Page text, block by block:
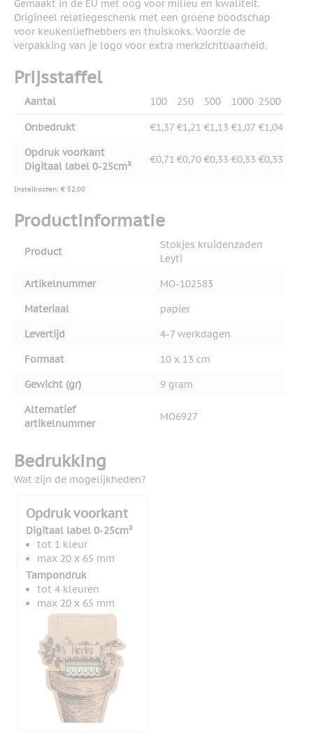
Gemaakt in de EU met oog voor milieu en kwaliteit.
Origineel relatiegeschenk met een groene boodschap
voor keukenliefhebbers en thuiskoks. Voorzie de
verpakking van je logo voor extra merkzichtbaarheid.
Prijsstaffel
Aantal 100 250 500 1000 2500
Onbedrukt €1,37 €1,21 €1,13 €1,07 €1,04
Opdruk voorkant
Digitaal label 0-25cm²
€0,71 €0,70 €0,33 €0,33 €0,33
Instelkosten: € 52,00
Productinformatie
Product
Stokjes kruidenzaden
Leyti
Artikelnummer
MO-102583
Materiaal
papier
Levertijd
4-7 werkdagen
Formaat
10 x 13 cm
Gewicht (gr)
9 gram
Alternatief
artikelnummer
MO6927
Bedrukking
Wat zijn de mogelijkheden?
Opdruk voorkant
Digitaal label 0-25cm²
tot 1 kleur
max 20 x 65 mm
Tampondruk
tot 4 kleuren
max 20 x 65 mm